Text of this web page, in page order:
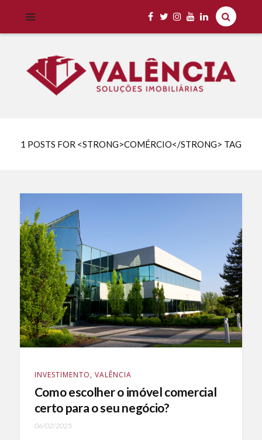
1 POSTS FOR <STRONG>COMÉRCIO</STRONG> TAG
INVESTIMENTO, VALÊNCIA
Como escolher o imóvel comercial
certo para o seu negócio?
06/02/2025